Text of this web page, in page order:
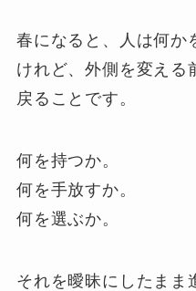
春になると、人は何か
けれど、外側を変える
戻ることです。
何を持つか。
何を手放すか。
何を選ぶか。
それを曖昧にしたまま